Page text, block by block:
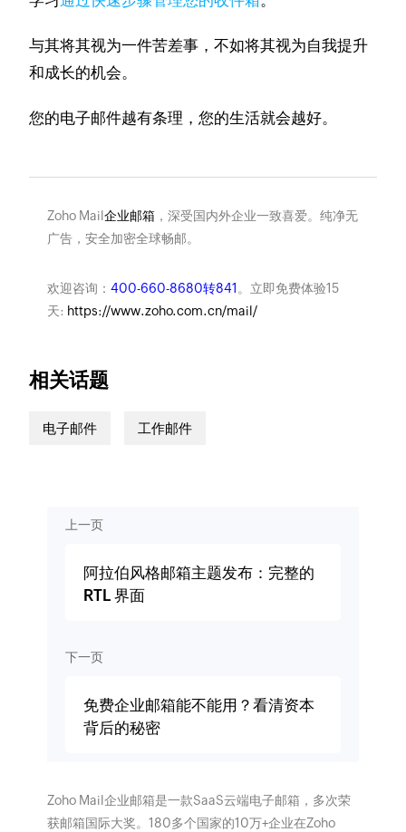
与其将其视为一件苦差事，不如将其视为自我提升
和成长的机会。
您的电子邮件越有条理，您的生活就会越好。
Zoho Mail企业邮箱，深受国内外企业一致喜爱。纯净无
广告，安全加密全球畅邮。
欢迎咨询： 400-660-8680转841 。立即免费体验15
天: https://www.zoho.com.cn/mail/
相关话题
电子邮件 工作邮件
上一页
阿拉伯风格邮箱主题发布：完整的
RTL 界面
下一页
免费企业邮箱能不能用？看清资本
背后的秘密
Zoho Mail企业邮箱是一款SaaS云端电子邮箱，多次荣
获邮箱国际大奖。180多个国家的10万+企业在Zoho